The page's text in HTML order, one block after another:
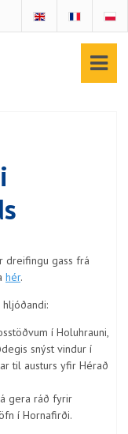
dreifingu gass frá
hér.
í Holuhrauni,
snýst vindur í
til austurs yfir Hérað
gera ráð fyrir
í Hornafirði.